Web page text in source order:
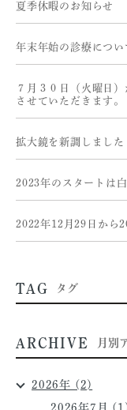
夏季休暇のお知らせ
年末年始の診療につい
７月３０日（火曜日
させていただきます。
拡大鏡を新調しました
2023年のスタートは
2022年12月29日から
TAG タグ
ARCHIVE 月別
2026年 (2)
2026年7月